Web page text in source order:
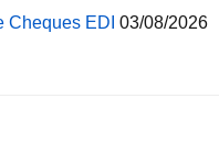
Cheques EDI 03/08/2026